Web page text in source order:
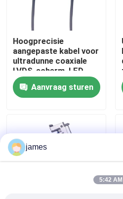
Fabrieksreis
Kwaliteitscontrole
Contacteer ons
nieuws
Draadboom
op maat gemaakte
Hoogprecisie
aangepaste kabel voor
ultradunne coaxiale
LVDS-scherm, LED-
scherm verzilverde
draadoplossingen
Aanvraag sturen
james
5:42 AM